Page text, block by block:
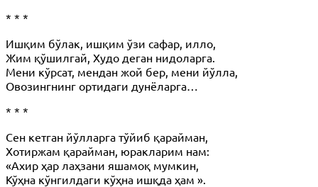
* * *
Ишқим бўлак, ишқим ўзи сафар, илло,
Жим қўшилгай, Худо деган нидоларга.
Мени кўрсат, мендан жой бер, мени йўлла,
Овозингнинг ортидаги дунёларга…
* * *
Сен кетган йўлларга тўйиб қарайман,
Хотиржам қарайман, юракларим нам:
«Ахир ҳар лаҳзани яшамоқ мумкин,
Кўҳна кўнгилдаги кўҳна ишқда ҳам ».